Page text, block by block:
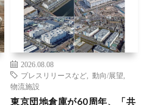
2026.08.08
プレスリリースなど
動向/展望
物流施設
東京団地倉庫が60周年、「共